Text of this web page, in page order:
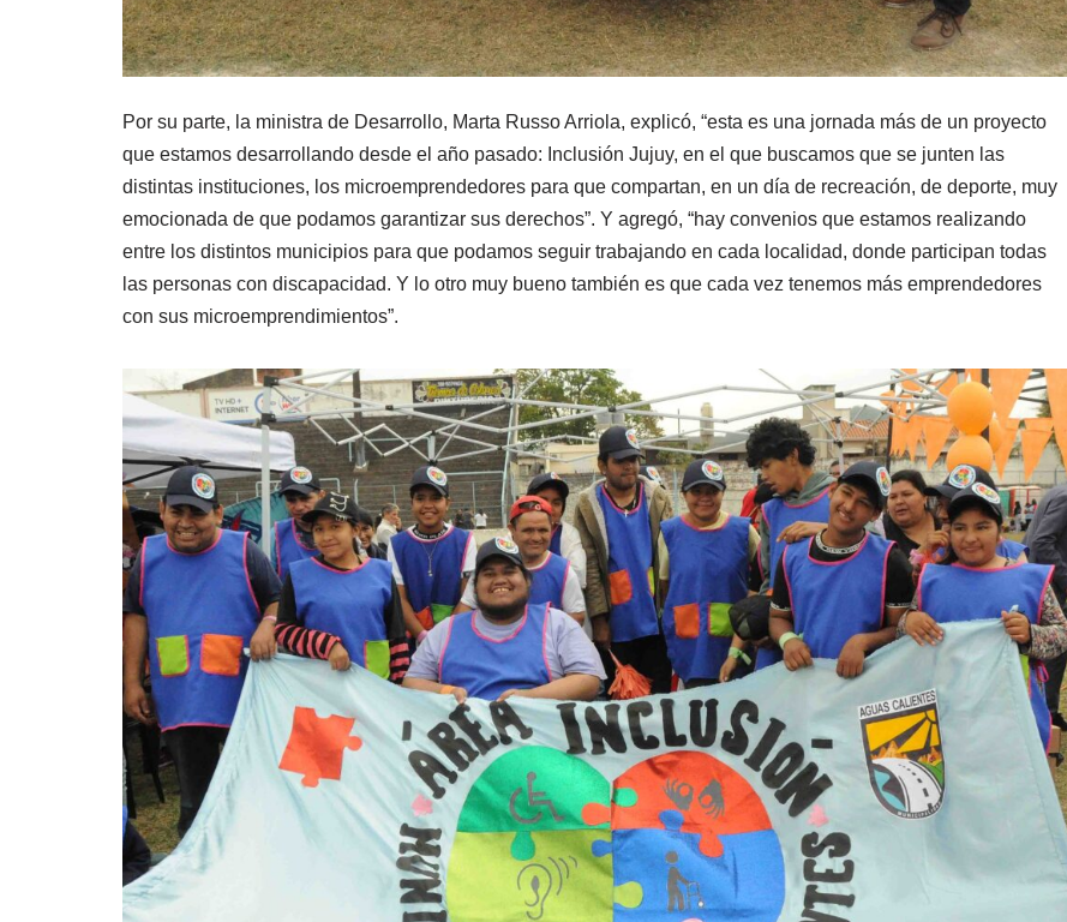
Por su parte, la ministra de Desarrollo, Marta Russo Arriola, explicó, “esta es una jornada más de un proyecto
que estamos desarrollando desde el año pasado: Inclusión Jujuy, en el que buscamos que se junten las
distintas instituciones, los microemprendedores para que compartan, en un día de recreación, de deporte, muy
emocionada de que podamos garantizar sus derechos”. Y agregó, “hay convenios que estamos realizando
entre los distintos municipios para que podamos seguir trabajando en cada localidad, donde participan todas
las personas con discapacidad. Y lo otro muy bueno también es que cada vez tenemos más emprendedores
con sus microemprendimientos”.